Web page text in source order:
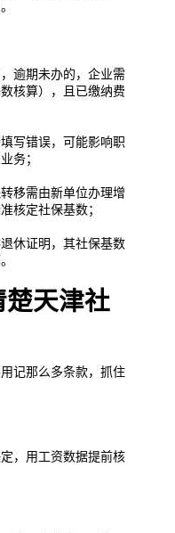
逾期未办的，企业需
核算），且已缴纳费
写错误，可能影响职
务；
移需由新单位办理增
核定社保基数；
休证明，其社保基数
楚天津社
记那么多条款，抓住
，用工资数据提前核